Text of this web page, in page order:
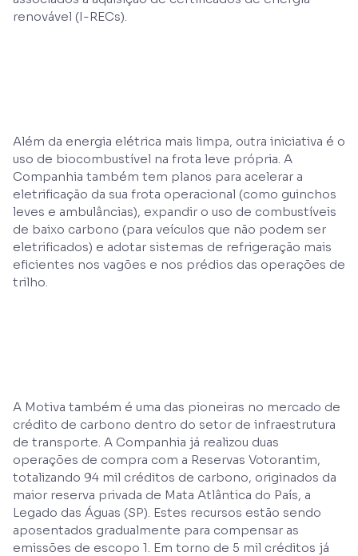
renovável (I-RECs).
Além da energia elétrica mais limpa, outra iniciativa é o
uso de biocombustível na frota leve própria. A
Companhia também tem planos para acelerar a
eletrificação da sua frota operacional (como guinchos
leves e ambulâncias), expandir o uso de combustíveis
de baixo carbono (para veículos que não podem ser
eletrificados) e adotar sistemas de refrigeração mais
eficientes nos vagões e nos prédios das operações de
trilho.
A Motiva também é uma das pioneiras no mercado de
crédito de carbono dentro do setor de infraestrutura
de transporte. A Companhia já realizou duas
operações de compra com a Reservas Votorantim,
totalizando 94 mil créditos de carbono, originados da
maior reserva privada de Mata Atlântica do País, a
Legado das Águas (SP). Estes recursos estão sendo
aposentados gradualmente para compensar as
emissões de escopo 1. Em torno de 5 mil créditos já